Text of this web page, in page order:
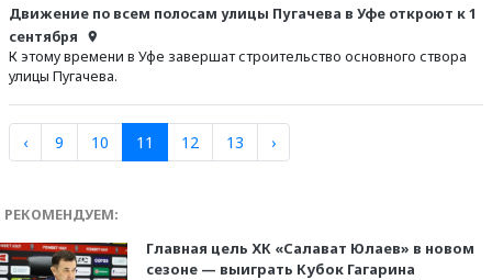
Движение по всем полосам улицы Пугачева в Уфе откроют к 1
сентября
К этому времени в Уфе завершат строительство основного створа
улицы Пугачева.
‹ 9 10 11 12 13 ›
РЕКОМЕНДУЕМ:
Главная цель ХК «Салават Юлаев» в новом
сезоне — выиграть Кубок Гагарина